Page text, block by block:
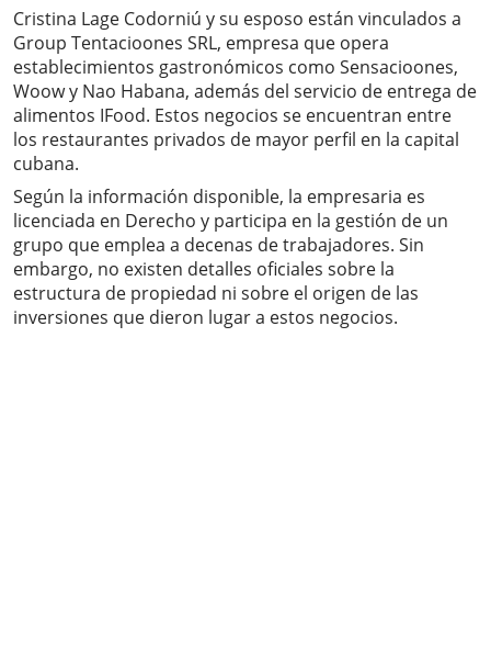
Cristina Lage Codorniú y su esposo están vinculados a
Group Tentacioones SRL, empresa que opera
establecimientos gastronómicos como Sensacioones,
Woow y Nao Habana, además del servicio de entrega de
alimentos IFood. Estos negocios se encuentran entre
los restaurantes privados de mayor perfil en la capital
cubana.
Según la información disponible, la empresaria es
licenciada en Derecho y participa en la gestión de un
grupo que emplea a decenas de trabajadores. Sin
embargo, no existen detalles oficiales sobre la
estructura de propiedad ni sobre el origen de las
inversiones que dieron lugar a estos negocios.